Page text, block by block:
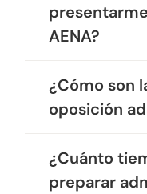
AENA?
¿Cómo son
oposición
¿Cuánto
preparar